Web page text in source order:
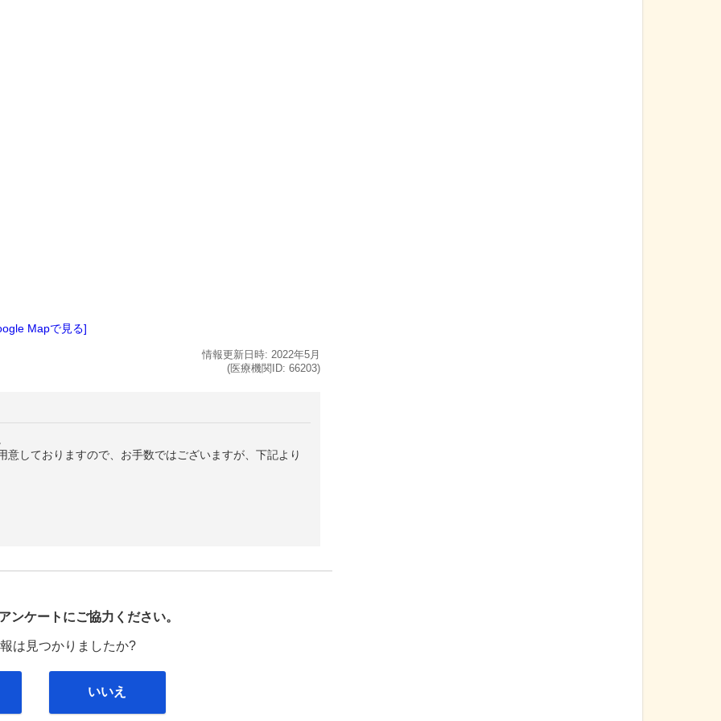
Mapで見る]
情報更新日時: 2022年5月
(医療機関ID: 66203)
しておりますので、お手数ではございますが、下記より
ンケートにご協力ください。
は見つかりましたか?
いいえ